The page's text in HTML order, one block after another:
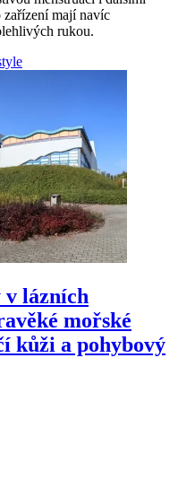
mají navíc
rukou.
v lázních
mořské
kůži a pohybový